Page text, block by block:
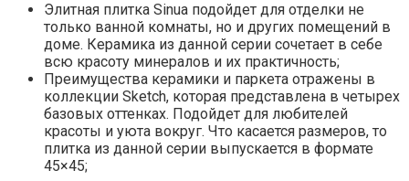
Элитная плитка Sinua подойдет для отделки не
только ванной комнаты, но и других помещений в
доме. Керамика из данной серии сочетает в себе
всю красоту минералов и их практичность;
Преимущества керамики и паркета отражены в
коллекции Sketch, которая представлена в четырех
базовых оттенках. Подойдет для любителей
красоты и уюта вокруг. Что касается размеров, то
плитка из данной серии выпускается в формате
45×45;